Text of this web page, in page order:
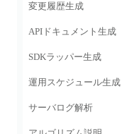
変更履歴生成
APIドキュメント生成
SDKラッパー生成
運用スケジュール生成
サーバログ解析